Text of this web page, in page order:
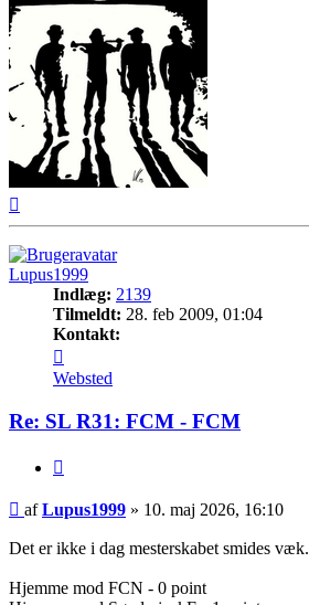
Lupus1999
Indlæg: 2139
Tilmeldt: 28. feb 2009, 01:04
Kontakt:
Lupus1999
Websted
Re: SL R31: FCM - FCM
Indlæg
afLupus1999 » 10. maj 2026, 16:10
Det er ikke i dag mesterskabet smides væk.
Hjemme mod FCN - 0 point